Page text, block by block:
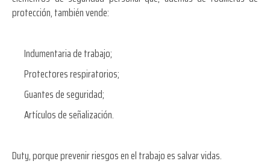
protección, también vende:
Indumentaria de trabajo;
Protectores respiratorios;
Guantes de seguridad;
Artículos de señalización.
Duty, porque prevenir riesgos en el trabajo es salvar vidas.